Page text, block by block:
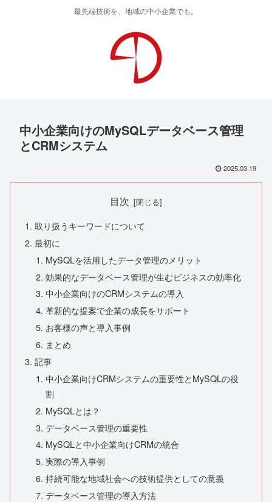
最先端技術を、地域の中小企業でも。
中小企業向けのMySQLデータベース管理
とCRMシステム
2025.03.19
目次
取り扱うキーワードについて
最初に
MySQLを活用したデータ管理のメリット
効果的なデータベース管理が生むビジネスの効率化
中小企業向けのCRMシステムの導入
革新的な提案で企業の成長をサポート
お客様の声と導入事例
まとめ
記事
中小企業向けCRMシステムの重要性とMySQLの役
割
MySQLとは？
データベース管理の重要性
MySQLと中小企業向けCRMの統合
実際の導入事例
持続可能な地域社会への技術提供としての意義
データベース管理の導入方法